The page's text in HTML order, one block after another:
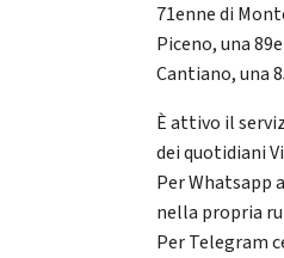
71enne di
Piceno, una
Cantiano, una
È attivo il
dei quotidiani
Per Whatsapp
nella propria
Per Telegram